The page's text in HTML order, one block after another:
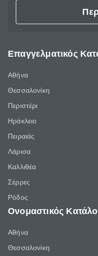
Επαγγελματικός
Αθήνα
Θεσσαλονίκη
Περιστέρι
Ηράκλειο
Πειραιάς
Λάρισα
Καλλιθέα
Σέρρες
Ρόδος
Ονομαστικός
Αθήνα
Θεσσαλονίκη